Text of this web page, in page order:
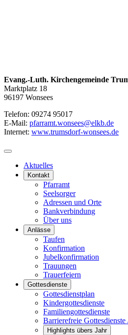
Evang.-Luth. Kirchengemeinde
Marktplatz 18
96197 Wonsees
Telefon: 09274 95017
E-Mail: pfarramt.wonsees@elkb.de
Internet: www.trumsdorf-wonsees.de
Aktuelles
Kontakt
Pfarramt
Seelsorger
Adressen und Orte
Bankverbindung
Über uns
Anlässe
Taufen
Konfirmation
Jubelkonfirmation
Trauungen
Trauerfeiern
Gottesdienste
Gottesdienstplan
Kindergottesdienste
Familiengottesdienste
Barrierefreie
Highlights übers Jahr